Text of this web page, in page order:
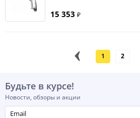
15 353 ₽
1 2
Будьте в курсе!
Новости, обзоры и акции